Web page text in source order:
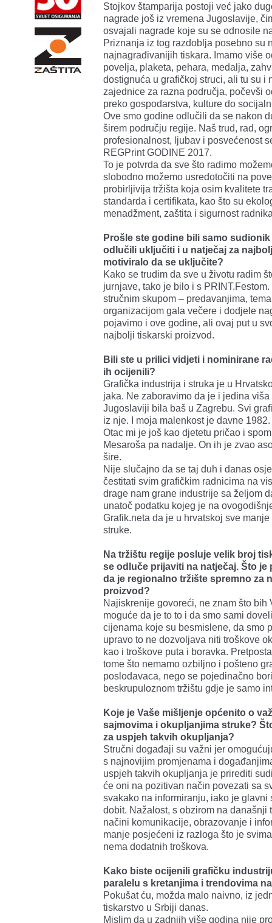
Stojkov štamparija postoji već jako
nagrade još iz vremena Jugoslavije,
osvajali nagrade koje su se odnosile
Priznanja iz tog razdoblja posebno su
najnagrađivanijih tiskara. Imamo više
povelja, plaketa, pehara, medalja,
dostignuća u grafičkoj struci, ali tu su i
zajednice za razna područja, počevši
preko gospodarstva, kulture do
Ove smo godine odlučili da se nakon
širem području regije. Naš trud, rad,
profesionalnost, ljubav i posvećenost
REGPrint GODINE 2017.
To je potvrda da sve što radimo
slobodno možemo usredotočiti na
probirljivija tržišta koja osim kvalitete
standarda i certifikata, kao što su
menadžment, zaštita i sigurnost
Prošle ste godine bili samo
odlučili uključiti i u natječaj za
motiviralo da se uključite?
Kako se trudim da sve u životu radim
jurnjave, tako je bilo i s
stručnim skupom – predavanjima,
organizacijom gala večere i dodjele
pojavimo i ove godine, ali ovaj put u
najbolji tiskarski proizvod.
Bili ste u prilici vidjeti i nominirane
ih ocijenili?
Grafička industrija i struka je u
jaka. Ne zaboravimo da je i jedina
Jugoslaviji bila baš u Zagrebu. Svi
iz nje. I moja malenkost je davne
Otac mi je još kao djetetu pričao i
Mesaroša pa nadalje. On ih je zvao
šire.
Nije slučajno da se taj duh i danas
čestitati svim grafičkim radnicima na
drage nam grane industrije sa željom
unatoč podatku kojeg je na
Grafik.neta da je u hrvatskoj sve
struke.
Na tržištu regije posluje velik broj
se odluče prijaviti na natječaj. Što je
da je regionalno tržište spremno za
proizvod?
Najiskrenije govoreći, ne znam što bih
moguće da je to to i da smo sami
cijenama koje su besmislene, da smo
upravo to ne dozvoljava niti troškove
kao i troškove puta i boravka.
tome što nemamo ozbiljno i pošteno
poslodavaca, nego se pojedinačno
beskrupuloznom tržištu gdje je samo
Koje je Vaše mišljenje općenito o
sajmovima i okupljanjima struke?
za uspjeh takvih okupljanja?
Stručni događaji su važni jer
s najnovijim promjenama i
uspjeh takvih okupljanja je prirediti
će oni na pozitivan način povezati sa
svakako na informiranju, iako je
dobit. Nažalost, s obzirom na današnji
načini komunikacije, obrazovanje i
manje posjećeni iz razloga što je
nema dodatnih troškova.
Kako biste ocijenili grafičku
paralelu s kretanjima i trendovima
Pokušat ću, možda malo naivno, iz
tiskarstvo u Srbiji danas.
Mislim da u zadnjih više godina nije